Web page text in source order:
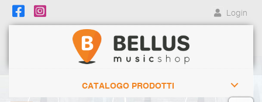
Login
CATALOGO PRODOTTI